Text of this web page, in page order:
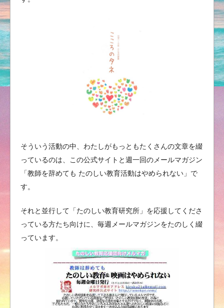
そういう活動の中、わたしがもっともたくさんの文章を綴
っているのは、この公式サイトと週一回のメールマガジン
「教師を辞めても たのしい教育活動はやめられない」で
す。
それと並行して「たのしい教育研究所」を応援してくださ
っている方たち向けに、毎週メールマガジンをたのしく綴
っています。